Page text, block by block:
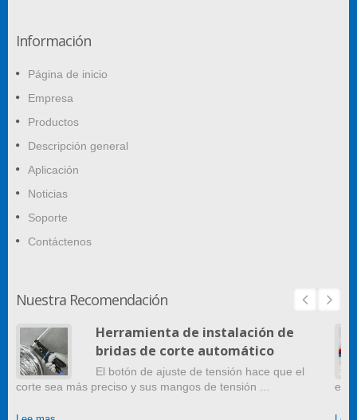
Información
Página de inicio
Empresa
Productos
Descripción general
Aplicación
Noticias
Soporte
Contáctenos
Nuestra Recomendación
Herramienta de instalación de
bridas de corte automático
El botón de ajuste de tensión hace que el
corte sea más preciso y sus mangos de tensión ...
en